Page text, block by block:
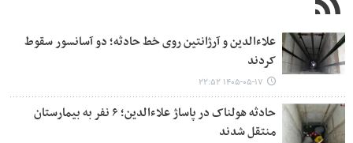
علاءالدین و آرژانتین روی خط حادثه؛ دو آسانسور سقوط
کردند
۱۴۰۵-۰۵-۱۷ ۲۲:۵۲
حادثه هولناک در پاساژ علاءالدین؛ ۶ نفر به بیمارستان
منتقل شدند